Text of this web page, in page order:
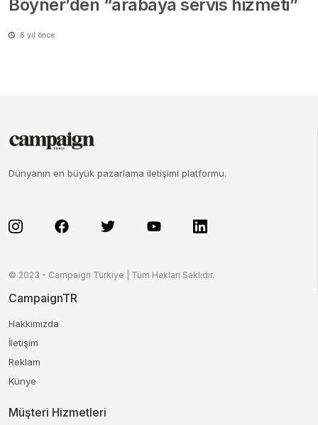
Boyner’den “arabaya servis hizmeti”
6 yıl önce
Dünyanın en büyük pazarlama iletişimi platformu.
© 2023 - Campaign Türkiye | Tüm Hakları Saklıdır.
CampaignTR
Hakkımızda
İletişim
Reklam
Künye
Müşteri Hizmetleri